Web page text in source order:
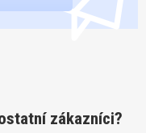
zákazníci?